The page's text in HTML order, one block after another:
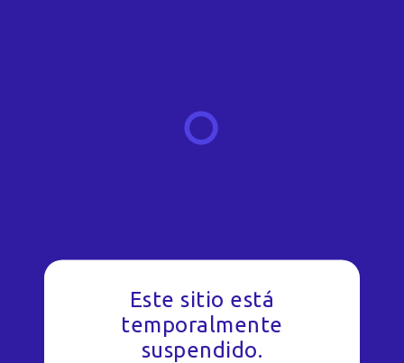
Este sitio está
temporalmente
suspendido.